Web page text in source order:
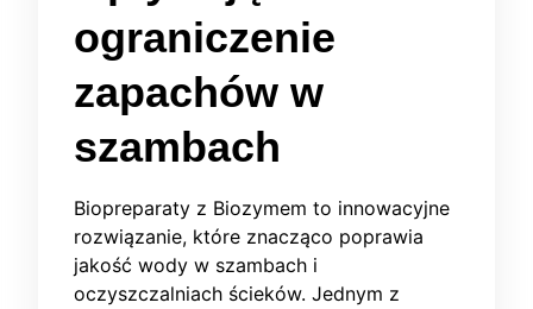
ograniczenie
zapachów w
szambach
Biopreparaty z Biozymem to innowacyjne
rozwiązanie, które znacząco poprawia
jakość wody w szambach i
oczyszczalniach ścieków. Jednym z